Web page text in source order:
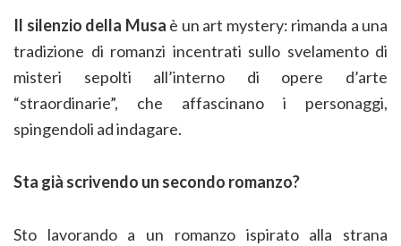
Il silenzio della Musa è un art mystery: rimanda a una
tradizione di romanzi incentrati sullo svelamento di
misteri sepolti all’interno di opere d’arte
“straordinarie”, che affascinano i personaggi,
spingendoli ad indagare.
Sta già scrivendo un secondo romanzo?
Sto lavorando a un romanzo ispirato alla strana